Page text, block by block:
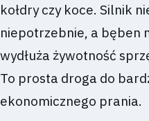
kołdry czy koce. Silnik
niepotrzebnie, a bęben
wydłuża żywotność
To prosta droga do
ekonomicznego prania.